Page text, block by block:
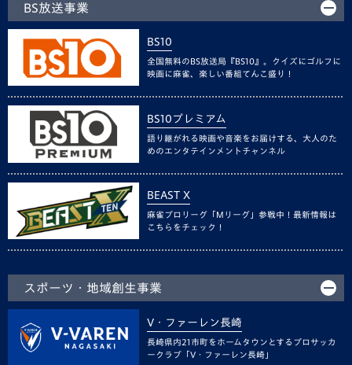
BS放送事業
BS10
全国無料のBS放送局『BS10』。クイズにゴルフに
映画に麻雀、楽しい番組てんこ盛り！
BS10プレミアム
語り継がれる映画や音楽をお届けする、大人のた
めのエンタテインメントチャンネル
BEAST X
麻雀プロリーグ「Mリーグ」参戦中！最新情報は
こちらをチェック！
スポーツ・地域創生事業
V・ファーレン長崎
長崎県内21市町をホームタウンとするプロサッカ
ークラブ「V・ファーレン長崎」